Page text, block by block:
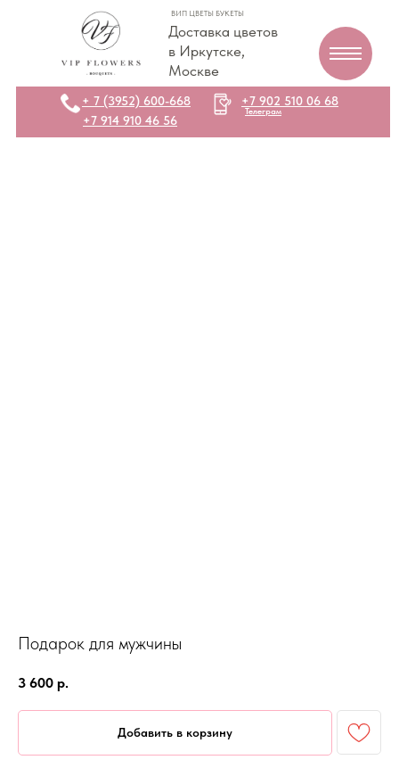
Доставка цветов
в Иркутске,
Москве
ВИП ЦВЕТЫ БУКЕТЫ
+7 914 910 46 56
+7 902 510 06 68
Телеграм
+ 7 (3952) 600-668
Подарок для мужчины
3 600 р.
Добавить в корзину